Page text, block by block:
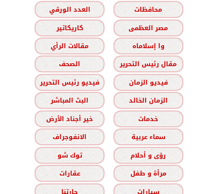
محافظات
العدد الورقي
مصر العظمى
كاريكاتير
وا إسلاماه
مقالات الرأي
مقال رئيس التحرير
الصحف
فيديو الزمان
فيديو رئيس التحرير
الزمان الخالد
البث المباشر
خدمات
خير أجناد الأرض
سماء عربية
الانفوجراف
رؤى و أحلام
توك شو
مرأة و طفل
عقارات